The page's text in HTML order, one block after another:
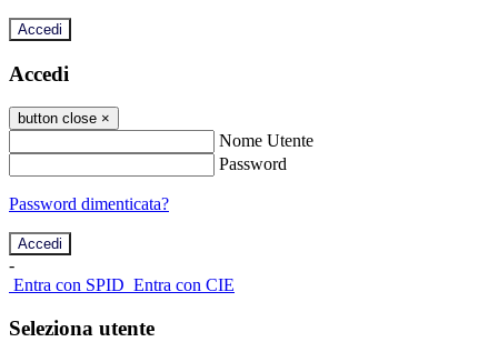
Accedi
Accedi
button close ×
Nome Utente
Password
Password dimenticata?
-
Entra con SPID Entra con CIE
Seleziona utente